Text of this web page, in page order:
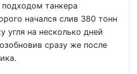
танкера
начался слив 380 тонн
угля на несколько дней
сразу же после